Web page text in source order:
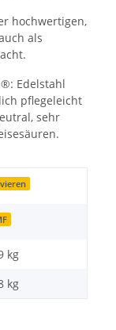
hochwertigen,
als
Edelstahl
pflegeleicht
sehr
kg
kg